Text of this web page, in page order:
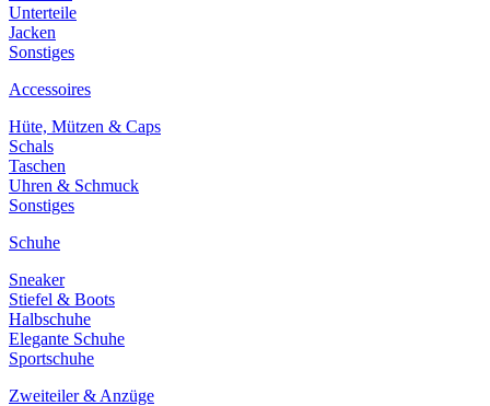
Unterteile
Jacken
Sonstiges
Accessoires
Hüte, Mützen & Caps
Schals
Taschen
Uhren & Schmuck
Sonstiges
Schuhe
Sneaker
Stiefel & Boots
Halbschuhe
Elegante Schuhe
Sportschuhe
Zweiteiler & Anzüge